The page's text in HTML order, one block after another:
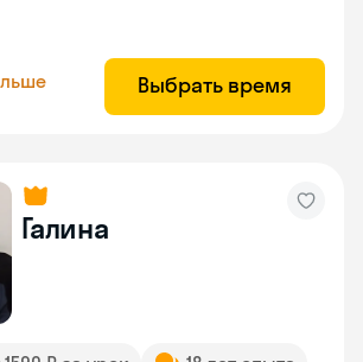
Выбрать время
Галина